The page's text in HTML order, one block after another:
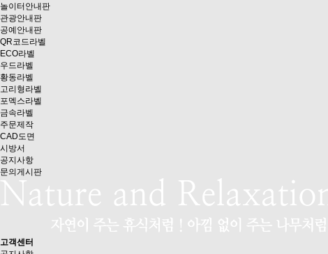
놀이터안내판
관광안내판
공예안내판
QR코드라벨
ECO라벨
우드라벨
황동라벨
고리형라벨
포멕스라벨
금속라벨
주문제작
CAD도면
시방서
공지사항
문의게시판
고객센터